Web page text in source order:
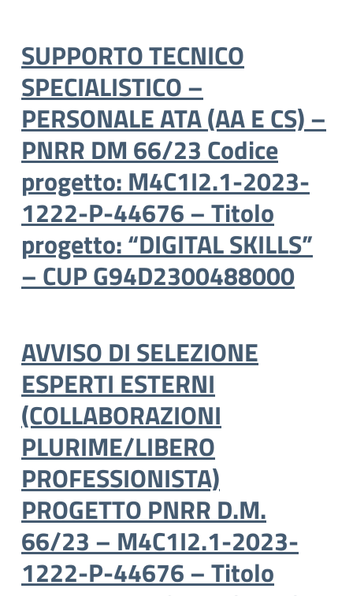
SUPPORTO TECNICO
SPECIALISTICO –
PERSONALE ATA (AA E CS) –
PNRR DM 66/23 Codice
progetto: M4C1I2.1-2023-
1222-P-44676 – Titolo
progetto: “DIGITAL SKILLS”
– CUP G94D2300488000
AVVISO DI SELEZIONE
ESPERTI ESTERNI
(COLLABORAZIONI
PLURIME/LIBERO
PROFESSIONISTA)
PROGETTO PNRR D.M.
66/23 – M4C1I2.1-2023-
1222-P-44676 – Titolo